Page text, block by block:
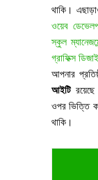
থাকি।
ওয়েব
স্কুল
গ্রাফিক্স
আপনার
আইটিরয়েছে
ওপর ভিত্তি
থাকি।